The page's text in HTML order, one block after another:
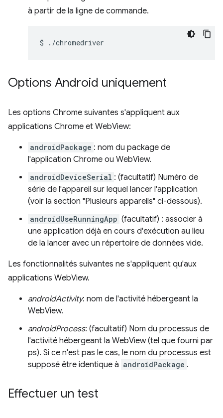
à partir de la ligne de commande.
$
Options Android uniquement
Les options Chrome suivantes s'appliquent aux
applications Chrome et WebView:
androidPackage : nom du package de
l'application Chrome ou WebView.
androidDeviceSerial : (facultatif) Numéro de
série de l'appareil sur lequel lancer l'application
(voir la section "Plusieurs appareils" ci-dessous).
androidUseRunningApp (facultatif) : associer à
une application déjà en cours d'exécution au lieu
de la lancer avec un répertoire de données vide.
Les fonctionnalités suivantes ne s'appliquent qu'aux
applications WebView.
androidActivity: nom de l'activité hébergeant la
WebView.
androidProcess: (facultatif) Nom du processus de
l'activité hébergeant la WebView (tel que fourni par
ps). Si ce n'est pas le cas, le nom du processus est
supposé être identique à androidPackage .
Effectuer un test